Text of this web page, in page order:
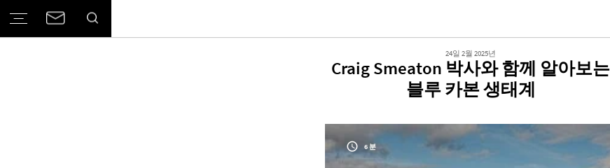
24일 2월 2025년
Craig Smeaton 박사와 함께 알아보는
블루 카본 생태계
6 분